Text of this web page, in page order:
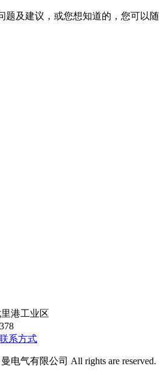
题及建议，或您想知道的，您可以随
港工业区
系方式
电气有限公司 All rights are reserved.